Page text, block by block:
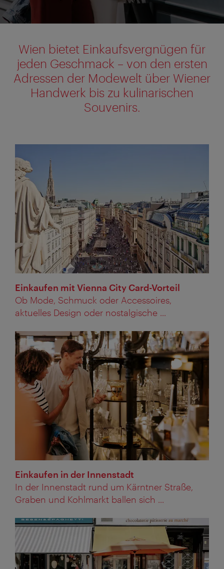
Wien bietet Einkaufsvergnügen für
jeden Geschmack – von den ersten
Adressen der Modewelt über Wiener
Handwerk bis zu kulinarischen
Souvenirs.
Einkaufen mit Vienna City Card-Vorteil
Ob Mode, Schmuck oder Accessoires,
aktuelles Design oder nostalgische ...
Einkaufen in der Innenstadt
In der Innenstadt rund um Kärntner Straße,
Graben und Kohlmarkt ballen sich ...